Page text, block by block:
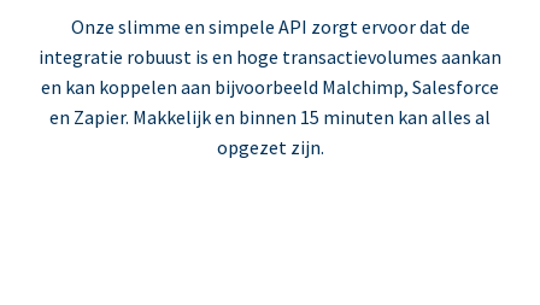
Onze slimme en simpele API zorgt ervoor dat de
integratie robuust is en hoge transactievolumes aankan
en kan koppelen aan bijvoorbeeld Malchimp, Salesforce
en Zapier. Makkelijk en binnen 15 minuten kan alles al
opgezet zijn.